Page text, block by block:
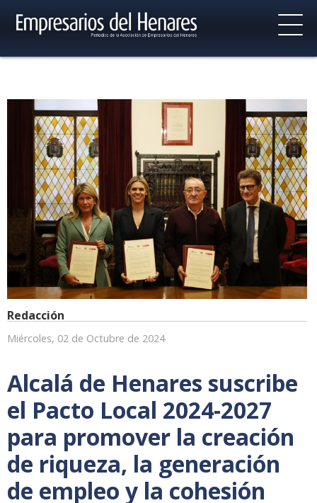
Redacción
Miércoles, 02 de Octubre de 2024
Alcalá de Henares suscribe
el Pacto Local 2024-2027
para promover la creación
de riqueza, la generación
de empleo y la cohesión